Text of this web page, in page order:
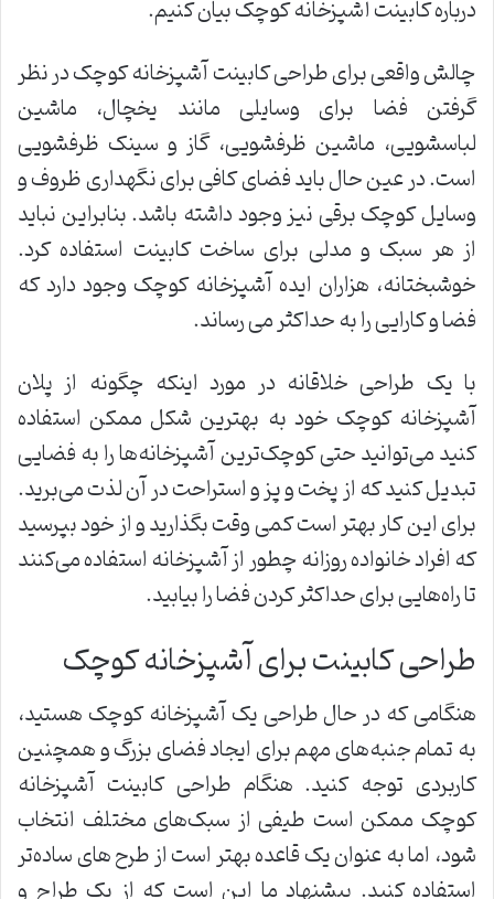
درباره کابینت آشپزخانه کوچک بیان کنیم.
چالش واقعی برای طراحی کابینت آشپزخانه کوچک در نظر
گرفتن فضا برای وسایلی مانند یخچال، ماشین
لباسشویی، ماشین ظرفشویی، گاز و سینک ظرفشویی
است. در عین حال باید فضای کافی برای نگهداری ظروف و
وسایل کوچک برقی نیز وجود داشته باشد. بنابراین نباید
از هر سبک و مدلی برای ساخت کابینت استفاده کرد.
خوشبختانه، هزاران ایده آشپزخانه کوچک وجود دارد که
فضا و کارایی را به حداکثر می رساند.
با یک طراحی خلاقانه در مورد اینکه چگونه از پلان
آشپزخانه کوچک خود به بهترین شکل ممکن استفاده
کنید می‌توانید حتی کوچک‌ترین آشپزخانه‌ها را به فضایی
تبدیل کنید که از پخت و پز و استراحت در آن لذت می‌برید.
برای این کار بهتر است کمی وقت بگذارید و از خود بپرسید
که افراد خانواده روزانه چطور از آشپزخانه استفاده می‌کنند
تا راه‌هایی برای حداکثر کردن فضا را بیابید.
طراحی کابینت برای آشپزخانه کوچک
هنگامی که در حال طراحی یک آشپزخانه کوچک هستید،
به تمام جنبه‌های مهم برای ایجاد فضای بزرگ و همچنین
کاربردی توجه کنید. هنگام طراحی کابینت آشپزخانه
کوچک ممکن است طیفی از سبک‌های مختلف انتخاب
شود، اما به عنوان یک قاعده بهتر است از طرح های ساده‌تر